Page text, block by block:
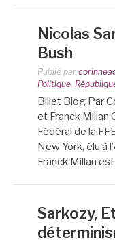
Nicolas
Bush
Publié par
Politique
Billet Blog Par
et Franck Millan
Fédéral de la
New York, élu à
Franck Millan
Sarkozy,